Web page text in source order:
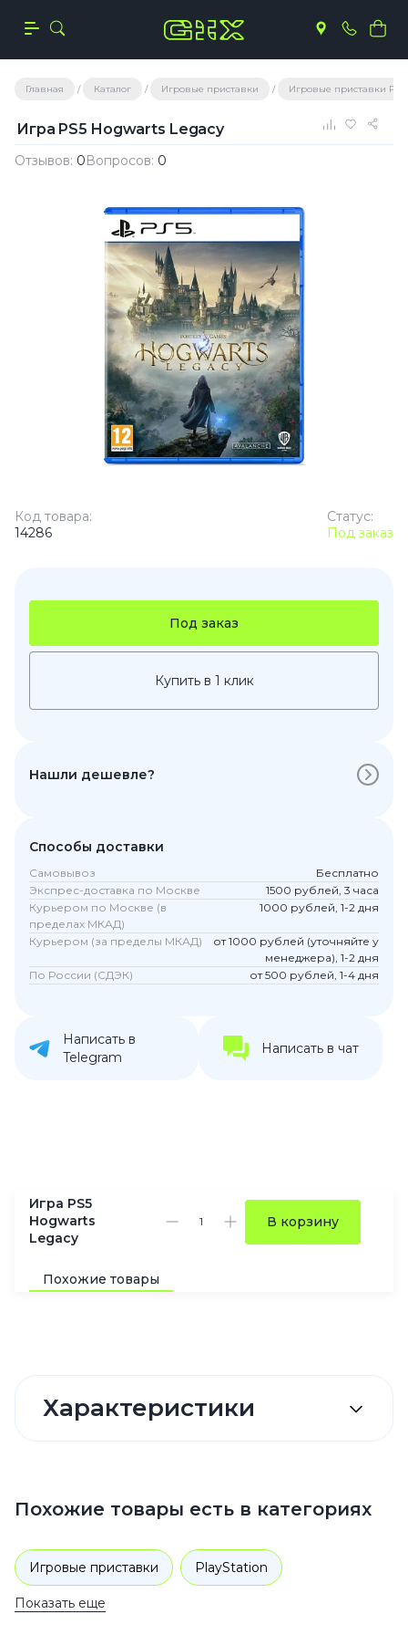
Главная Каталог Игровые приставки Игровые приставки
Игра PS5 Hogwarts Legacy
Отзывов: 0Вопросов: 0
Статус:
Под заказ
Код товара:
14286
Под заказ
Купить в 1 клик
Нашли дешевле?
Способы доставки
Самовывоз
Бесплатно
Экспрес-доставка по Москве
1500 рублей, 3 часа
Курьером по Москве (в
пределах МКАД)
1000 рублей, 1-2 дня
Курьером (за пределы МКАД)
от 1000 рублей (уточняйте у
менеджера), 1-2 дня
По России (СДЭК)
от 500 рублей, 1-4 дня
Написать в
Telegram
Написать в чат
Игра PS5
Hogwarts
Legacy
В корзину
Похожие товары
Характеристики
Похожие товары есть в категориях
Игровые приставки PlayStation
Видеоигры
Показать еще